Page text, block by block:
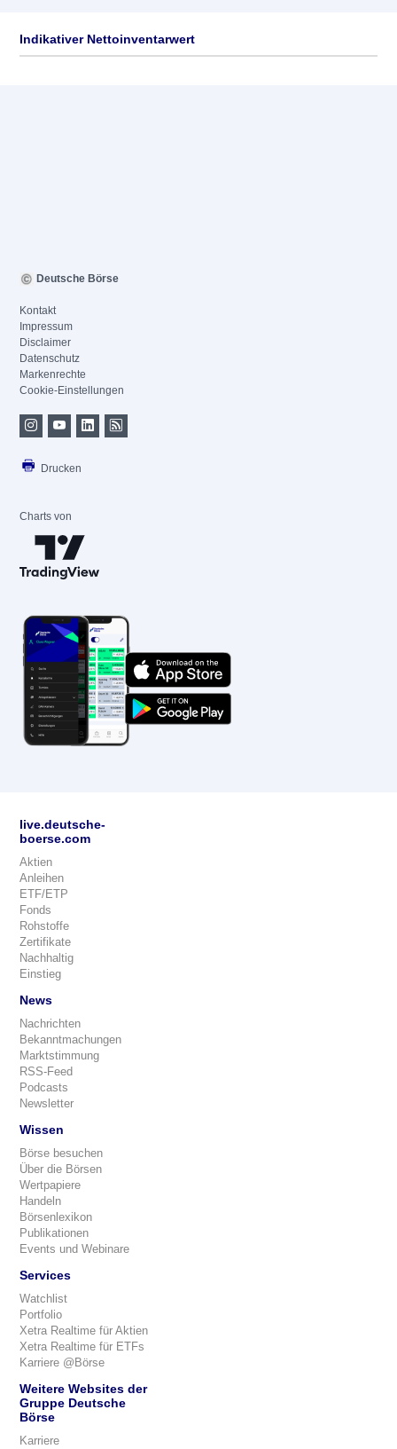
Indikativer Nettoinventarwert
Deutsche Börse
Kontakt
Impressum
Disclaimer
Datenschutz
Markenrechte
Cookie-Einstellungen
Drucken
Charts von
live.deutsche-
boerse.com
Aktien
Anleihen
ETF/ETP
Fonds
Rohstoffe
Zertifikate
Nachhaltig
Einstieg
News
Nachrichten
Bekanntmachungen
Marktstimmung
RSS-Feed
Podcasts
Newsletter
Wissen
Börse besuchen
Über die Börsen
Wertpapiere
Handeln
Börsenlexikon
Publikationen
Events und Webinare
Services
Watchlist
Portfolio
Xetra Realtime für Aktien
Xetra Realtime für ETFs
Karriere @Börse
Weitere Websites der
Gruppe Deutsche
Börse
Karriere